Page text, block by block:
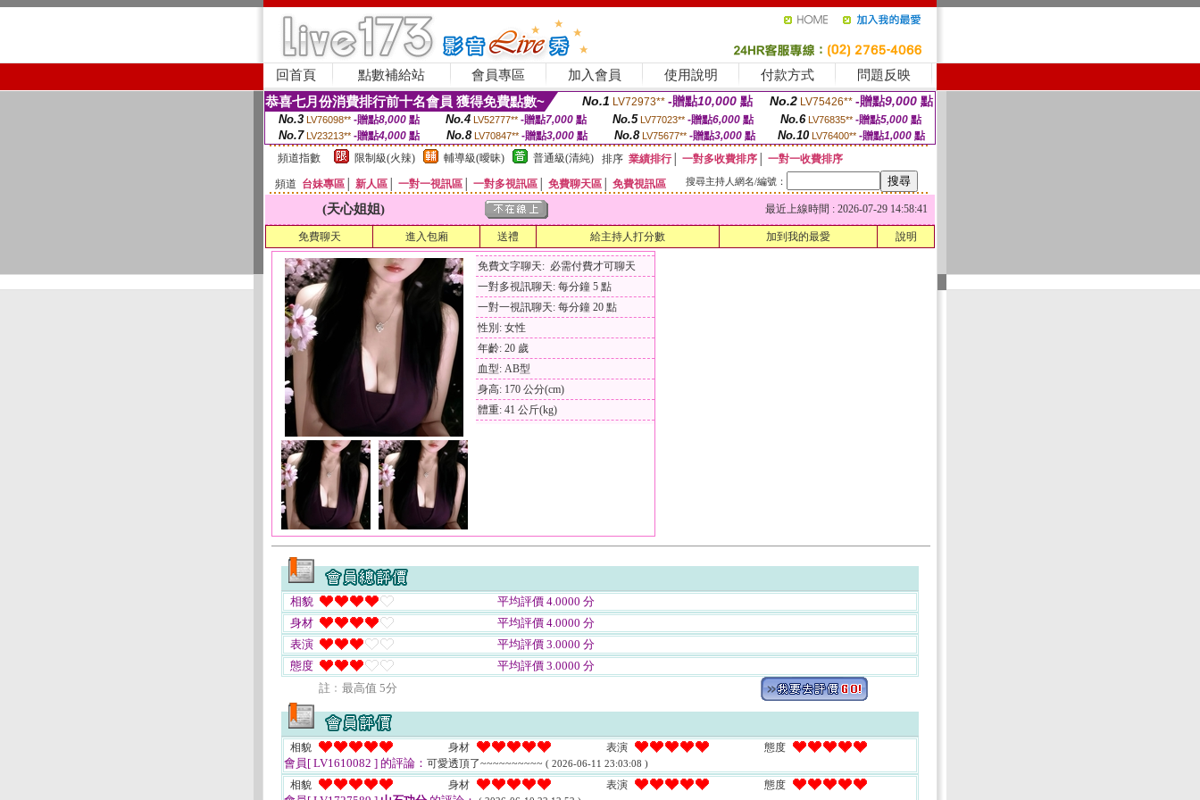
回首頁 點數補給站 會員專區 加入會員 使用說明 付款方式 問題反映
恭喜七月份消費排行前十名會員 獲得免費點數~ No.1 LV72973** -贈點10,000 點 No.2 LV75426** -贈點9,000 點
No.3 LV76098** -贈點8,000點 No.4 LV52777** -贈點7,000點 No.5 LV77023** -贈點6,000點 No.6 LV76835** -贈點5,000點
No.7 LV23213** -贈點4,000 點 No.8 LV70847** -贈點3,000 點 No.8 LV75677** -贈點3,000點 No.10 LV76400** -贈點1,000 點
頻道指數
限制級(火辣) 輔導級(曖昧) 普通級(清純) 排序 業績排行│ 一對多收費排序
一對一收費排序
頻道 台妹專區 新人區 一對一視訊區 一對多視訊區 免費聊天區 免費視訊區 搜尋主持人網名/編號：
(天心姐姐) 最近上線時間 : 2026-07-29 14:58:41
免費聊天 進入包廂 送禮 給主持人打分數 加到我的最愛 說明
免費文字聊天: 必需付費才可聊天
一對多視訊聊天: 每分鐘 5 點
一對一視訊聊天: 每分鐘 20 點
性別: 女性
年齡: 20 歲
血型: AB型
身高: 170 公分(cm)
體重: 41 公斤(kg)
相貌
平均評價 4.0000 分
身材
平均評價 4.0000 分
表演
平均評價 3.0000 分
態度
平均評價 3.0000 分
註﹕最高值 5分
相貌 身材 表演 態度
會員[ LV1610082 ] 的評論： 可愛透頂了~~~~~~~~~~ ( 2026-06-11 23:03:08 )
相貌 身材 表演 態度